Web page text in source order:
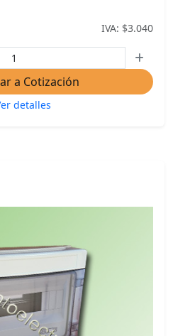
IVA: $3.040
a Cotización
detalles